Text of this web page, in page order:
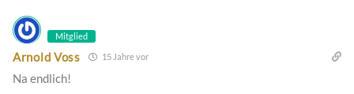
Mitglied
Arnold Voss 15 Jahre vor
Na endlich!